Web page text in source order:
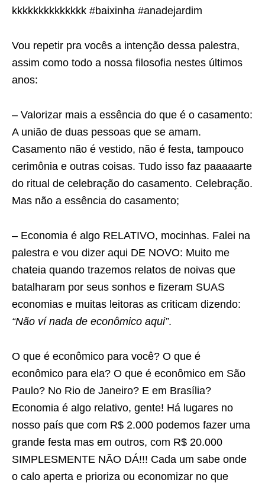
kkkkkkkkkkkkkk #baixinha #anadejardim
Vou repetir pra vocês a intenção dessa palestra,
assim como todo a nossa filosofia nestes últimos
anos:
– Valorizar mais a essência do que é o casamento:
A união de duas pessoas que se amam.
Casamento não é vestido, não é festa, tampouco
cerimônia e outras coisas. Tudo isso faz paaaaarte
do ritual de celebração do casamento. Celebração.
Mas não a essência do casamento;
– Economia é algo RELATIVO, mocinhas. Falei na
palestra e vou dizer aqui DE NOVO: Muito me
chateia quando trazemos relatos de noivas que
batalharam por seus sonhos e fizeram SUAS
economias e muitas leitoras as criticam dizendo:
“Não ví nada de econômico aqui”.
O que é econômico para você? O que é
econômico para ela? O que é econômico em São
Paulo? No Rio de Janeiro? E em Brasília?
Economia é algo relativo, gente! Há lugares no
nosso país que com R$ 2.000 podemos fazer uma
grande festa mas em outros, com R$ 20.000
SIMPLESMENTE NÃO DÁ!!! Cada um sabe onde
o calo aperta e prioriza ou economizar no que